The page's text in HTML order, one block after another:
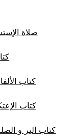
صلاة
كتاب
كتاب
كتاب البر و